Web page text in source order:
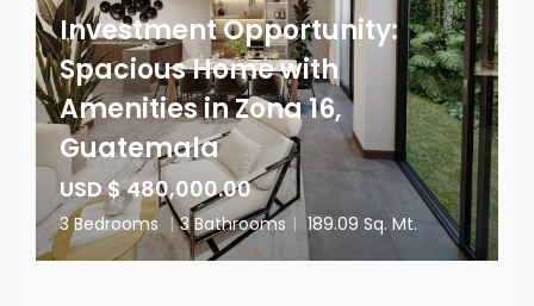
Investment Opportunity:
Spacious Home with
Amenities in Zona 16,
Guatemala
USD $ 480,000.00
3 Bedrooms | 3 Bathrooms | 189.09 Sq. Mt.